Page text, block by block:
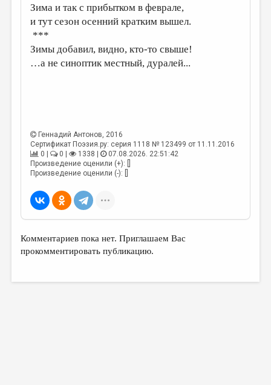
СТРАНИЦЫ ПАМЯТИ
ОБЪЯВЛЕНИЯ
ЭССЕИСТИКА
ЛИТЕРАТУРОВЕДЕНИЕ
ПУБЛИЦИСТИКА
ЦИКЛЫ ПУБЛИКАЦИЙ
Зима и так с прибытком в феврале,
и тут сезон осенний кратким вышел.
***
Зимы добавил, видно, кто-то свыше!
…а не синоптик местный, дуралей...
Геннадий Антонов, 2016
Сертификат Поэзия.ру: серия 1118 № 123499 от 11.11.2016
0 |
0 | 1338 |
07.08.2026. 22:51:42
Произведение оценили (+): []
Произведение оценили (-): []
Комментариев пока нет. Приглашаем Вас
прокомментировать публикацию.